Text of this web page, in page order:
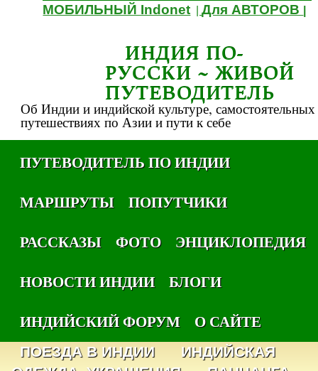
МОБИЛЬНЫЙ Indonet |Для АВТОРОВ
ИНДИЯ ПО-
РУССКИ ~ ЖИВОЙ
ПУТЕВОДИТЕЛЬ
Об Индии и индийской культуре, самостоятельных
путешествиях по Азии и пути к себе
ПУТЕВОДИТЕЛЬ ПО ИНДИИ
МАРШРУТЫ
ПОПУТЧИКИ
РАССКАЗЫ
ФОТО
ЭНЦИКЛОПЕДИЯ
НОВОСТИ ИНДИИ
БЛОГИ
ИНДИЙСКИЙ ФОРУМ
О САЙТЕ
ПОЕЗДА В ИНДИИ
ИНДИЙСКАЯ